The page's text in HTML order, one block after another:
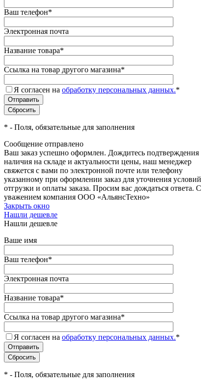
Ваш телефон*
Электронная почта
Название товара*
Ссылка на товар другого магазина*
Я согласен на обработку персональных данных.*
* - Поля, обязательные для заполнения
Сообщение отправлено
Ваш заказ успешно оформлен. Дождитесь подтверждения
наличия на складе и актуальности цены, наш менеджер
свяжется с вами по электронной почте или телефону
указанному при оформлении заказ для уточнения условий
отгрузки и оплаты заказа. Просим вас дождаться ответа. С
уважением компания ООО «АльянсТехно»
Закрыть окно
Нашли дешевле
Нашли дешевле
Ваше имя
Ваш телефон*
Электронная почта
Название товара*
Ссылка на товар другого магазина*
Я согласен на обработку персональных данных.*
* - Поля, обязательные для заполнения